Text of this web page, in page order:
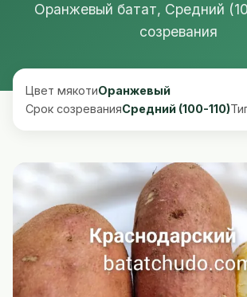
Оранжевый батат, Средний
созревания
Цвет мякотиОранжевый
Срок созреванияСредний (100-110)